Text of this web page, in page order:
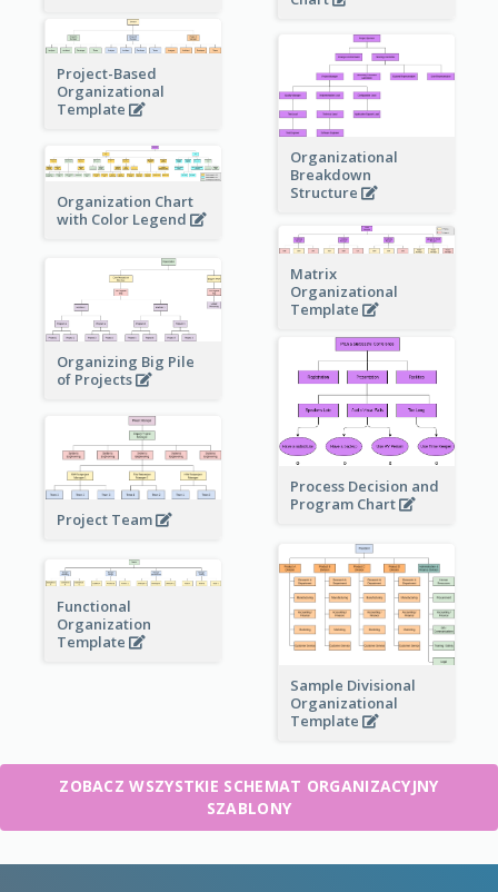
Project-Based
Organizational
Template
Organizational
Breakdown
Structure
Organization Chart
with Color Legend
Matrix
Organizational
Template
Organizing Big Pile
of Projects
Process Decision and
Program Chart
Project Team
Sample Divisional
Organizational
Template
Functional
Organization
Template
ZOBACZ WSZYSTKIE SCHEMAT ORGANIZACYJNY
SZABLONY